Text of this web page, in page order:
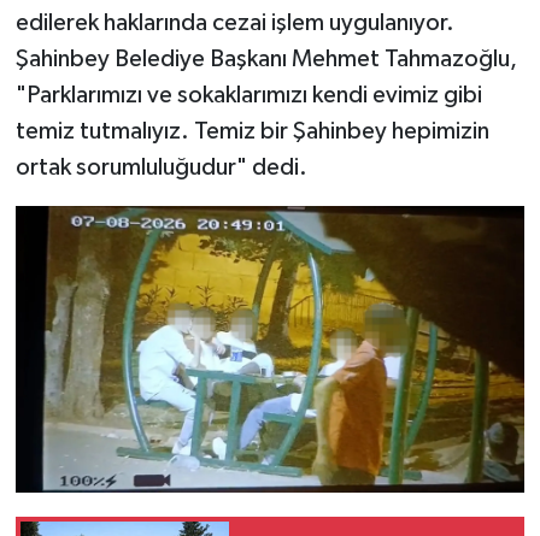
edilerek haklarında cezai işlem uygulanıyor.
Şahinbey Belediye Başkanı Mehmet Tahmazoğlu,
"Parklarımızı ve sokaklarımızı kendi evimiz gibi
temiz tutmalıyız. Temiz bir Şahinbey hepimizin
ortak sorumluluğudur" dedi.
Türkiye
Video Haber
Yaşam
Yeme-İçme
Yemek